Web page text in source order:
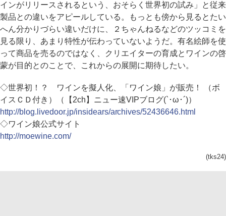
インがリリースされるという、おそらく世界初の試み」と従来
製品との違いをアピールしている。もっとも傍から見るとたい
へん分かりづらい違いだけに、２ちゃんねるなどのツッコミを
見る限り、あまり特性が伝わっていないようだ。有名絵師を使
って商品を売るのではなく、クリエイターの育成とワインの啓
蒙が目的とのことで、これからの展開に期待したい。
◇世界初！？ ワインを擬人化、「ワイン娘」が販売！ （ボ
イスＣＤ付き）（【2ch】ニュー速VIPブログ(`･ω･´)）
http://blog.livedoor.jp/insidears/archives/52436646.html
◇ワイン娘公式サイト
http://moewine.com/
(tks24)